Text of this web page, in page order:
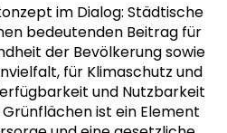
im Dialog: Städtische
bedeutenden Beitrag für
der Bevölkerung sowie
für Klimaschutz und
und Nutzbarkeit
ist ein Element